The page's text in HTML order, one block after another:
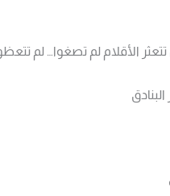
تتعثر الأقلام لم تصغوا… لم